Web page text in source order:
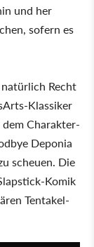
und her
sofern es
Recht
Klassiker
Charakter-
Deponia
scheuen. Die
Komik
Tentakel-